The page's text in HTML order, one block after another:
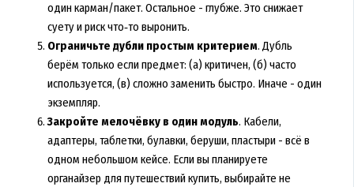
один карман/пакет. Остальное - глубже. Это снижает
суету и риск что‑то выронить.
Ограничьте дубли простым критерием. Дубль
берём только если предмет: (а) критичен, (б) часто
используется, (в) сложно заменить быстро. Иначе - один
экземпляр.
Закройте мелочёвку в один модуль. Кабели,
адаптеры, таблетки, булавки, беруши, пластыри - всё в
одном небольшом кейсе. Если вы планируете
органайзер для путешествий купить, выбирайте не